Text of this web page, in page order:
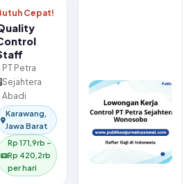
Cepat!
PT Petra
Sejahtera
Abadi
Karawang,
Jawa Barat
Rp 171,9rb –
Rp 420,2rb
per hari